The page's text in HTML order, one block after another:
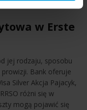
w Erste
jej rodzaju, sposobu
Bank oferuje
Silver Akcja Pajacyk,
różni się w
mogą pojawić się